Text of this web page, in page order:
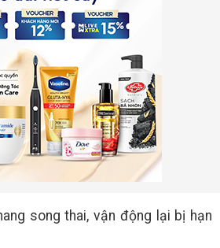
song thai, vận động lại bị hạn